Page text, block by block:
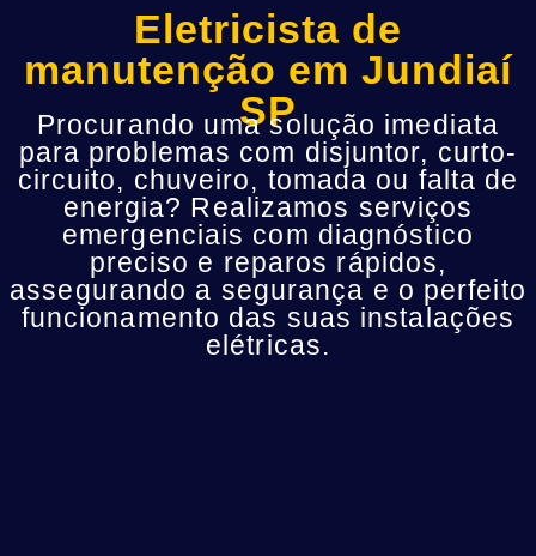
Eletricista de
manutenção em Jundiaí
SP
Procurando uma solução imediata
para problemas com disjuntor, curto-
circuito, chuveiro, tomada ou falta de
energia? Realizamos serviços
emergenciais com diagnóstico
preciso e reparos rápidos,
assegurando a segurança e o perfeito
funcionamento das suas instalações
elétricas.